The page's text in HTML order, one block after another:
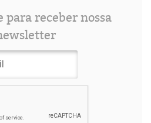
para receber nossa